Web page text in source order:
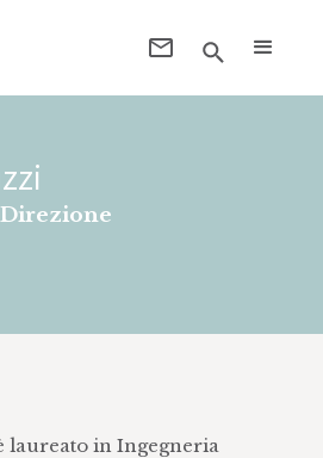
laureato in Ingegneria